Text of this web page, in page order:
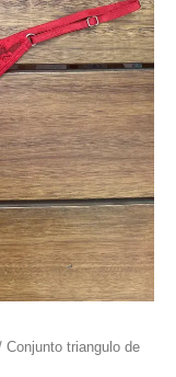
Conjunto triangulo de